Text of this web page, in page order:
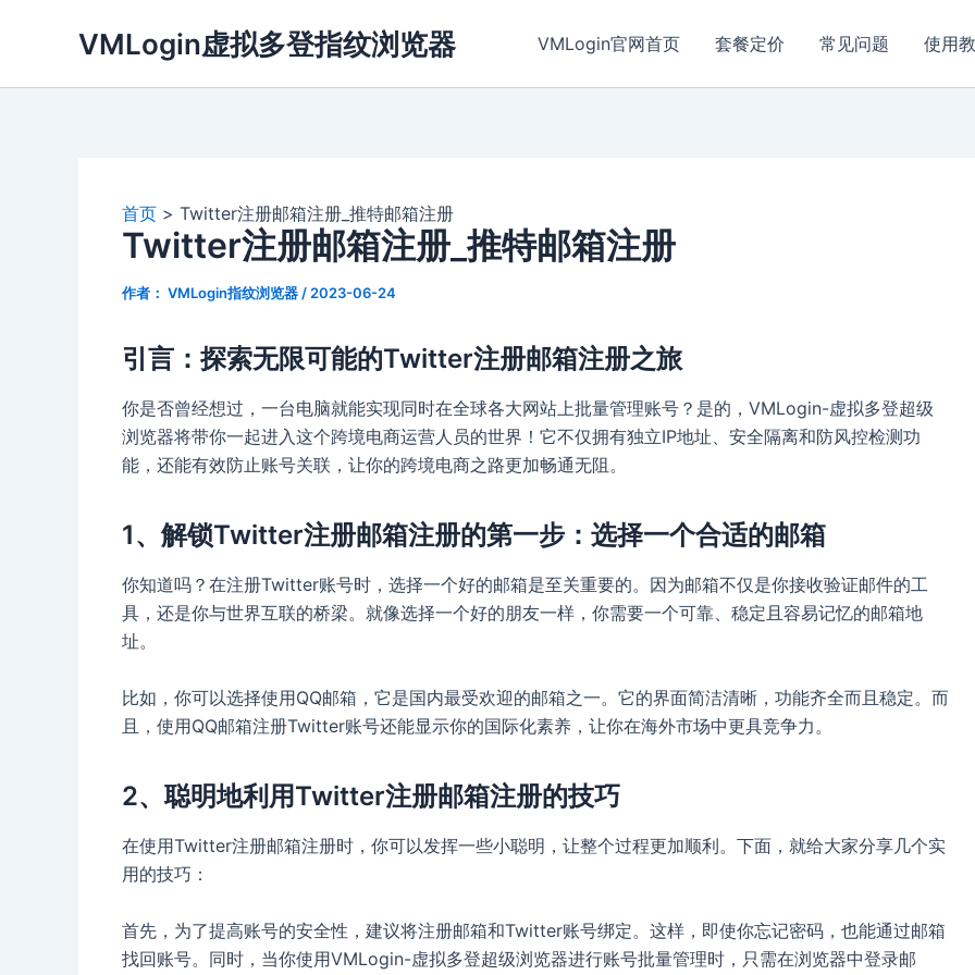
VMLogin虚拟多登指纹浏览器 VMLogin官网首页 套餐定价 常见问题 使用
首页 Twitter注册邮箱注册_推特邮箱注册
Twitter注册邮箱注册_推特邮箱注册
作者： VMLogin指纹浏览器 / 2023-06-24
引言：探索无限可能的Twitter注册邮箱注册之旅
你是否曾经想过，一台电脑就能实现同时在全球各大网站上批量管理账号？是的，VMLogin-虚拟多登超级
浏览器将带你一起进入这个跨境电商运营人员的世界！它不仅拥有独立IP地址、安全隔离和防风控检测功
能，还能有效防止账号关联，让你的跨境电商之路更加畅通无阻。
1、解锁Twitter注册邮箱注册的第一步：选择一个合适的邮箱
你知道吗？在注册Twitter账号时，选择一个好的邮箱是至关重要的。因为邮箱不仅是你接收验证邮件的工
具，还是你与世界互联的桥梁。就像选择一个好的朋友一样，你需要一个可靠、稳定且容易记忆的邮箱地
址。
比如，你可以选择使用QQ邮箱，它是国内最受欢迎的邮箱之一。它的界面简洁清晰，功能齐全而且稳定。而
且，使用QQ邮箱注册Twitter账号还能显示你的国际化素养，让你在海外市场中更具竞争力。
2、聪明地利用Twitter注册邮箱注册的技巧
在使用Twitter注册邮箱注册时，你可以发挥一些小聪明，让整个过程更加顺利。下面，就给大家分享几个实
用的技巧：
首先，为了提高账号的安全性，建议将注册邮箱和Twitter账号绑定。这样，即使你忘记密码，也能通过邮箱
找回账号。同时，当你使用VMLogin-虚拟多登超级浏览器进行账号批量管理时，只需在浏览器中登录邮